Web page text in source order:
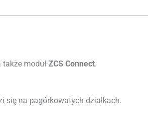
także moduł ZCS Connect.
się na pagórkowatych działkach.